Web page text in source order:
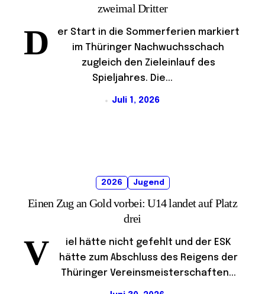
zweimal Dritter
D
er Start in die Sommerferien markiert
im Thüringer Nachwuchsschach
zugleich den Zieleinlauf des
Spieljahres. Die...
Juli 1, 2026
2026 Jugend
Einen Zug an Gold vorbei: U14 landet auf Platz
drei
V
iel hätte nicht gefehlt und der ESK
hätte zum Abschluss des Reigens der
Thüringer Vereinsmeisterschaften...